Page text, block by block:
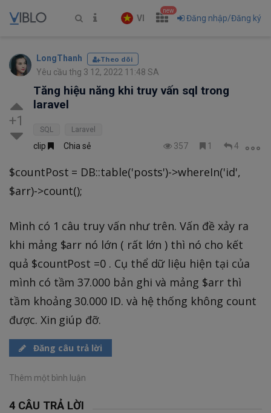
VI
new
Đăng nhập/Đăng ký
LongThanh Theo dõi
Yêu cầu thg 3 12, 2022 11:48 SA
+1
Tăng hiệu năng khi truy vấn sql trong
laravel
SQL Laravel
clip Chia sẻ 357 1 4
$countPost = DB::table('posts')->whereIn('id',
$arr)->count();
Mình có 1 câu truy vấn như trên. Vấn đề xảy ra
khi mảng $arr nó lớn ( rất lớn ) thì nó cho kết
quả $countPost =0 . Cụ thể dữ liệu hiện tại của
mình có tầm 37.000 bản ghi và mảng $arr thì
tầm khoảng 30.000 ID. và hệ thống không count
được. Xin giúp đỡ.
Đăng câu trả lời
Thêm một bình luận
4 CÂU TRẢ LỜI